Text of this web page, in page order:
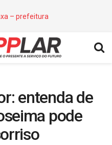
entenda de
pode